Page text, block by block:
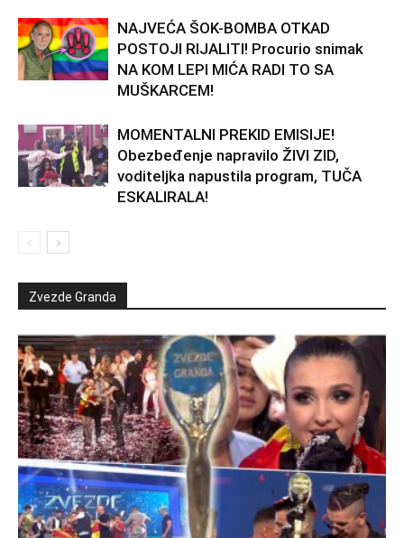
NAJVEĆA ŠOK-BOMBA OTKAD
POSTOJI RIJALITI! Procurio snimak
NA KOM LEPI MIĆA RADI TO SA
MUŠKARCEM!
MOMENTALNI PREKID EMISIJE!
Obezbeđenje napravilo ŽIVI ZID,
voditeljka napustila program, TUČA
ESKALIRALA!
Zvezde Granda